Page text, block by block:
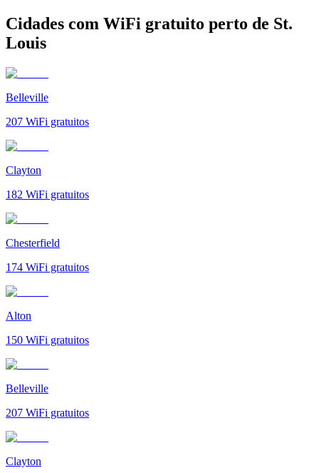
Cidades com WiFi gratuito perto de St.
Louis
Belleville
207 WiFi gratuitos
Clayton
182 WiFi gratuitos
Chesterfield
174 WiFi gratuitos
Alton
150 WiFi gratuitos
Belleville
207 WiFi gratuitos
Clayton